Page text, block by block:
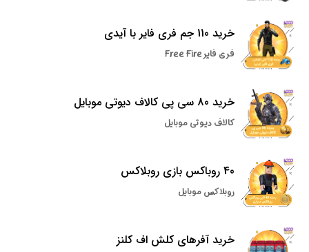
خرید 110 جم فری فایر با آیدی
فری فایر Free Fire
خرید 80 سی پی کالاف دیوتی موبایل
کالاف دیوتی موبایل
40 روباکس بازی روبلاکس
روبلاکس موبایل
خرید آفرهای کلش اف کلنز